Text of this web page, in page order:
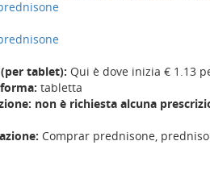
tablet): Qui è dove inizia € 1.13
tabletta
non è richiesta alcuna
Comprar prednisone,